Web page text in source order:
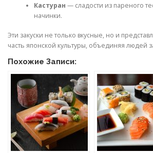
Кастуран — сладости из пареного
начинки.
Эти закуски не только вкусные, но и
часть японской культуры, объединяя людей
Похожие Записи: